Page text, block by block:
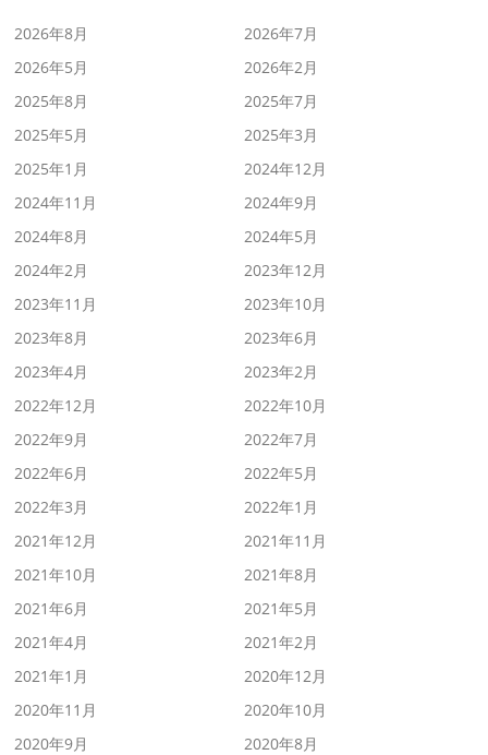
2026年8月
2026年7月
2026年5月
2026年2月
2025年8月
2025年7月
2025年5月
2025年3月
2025年1月
2024年12月
2024年11月
2024年9月
2024年8月
2024年5月
2024年2月
2023年12月
2023年11月
2023年10月
2023年8月
2023年6月
2023年4月
2023年2月
2022年12月
2022年10月
2022年9月
2022年7月
2022年6月
2022年5月
2022年3月
2022年1月
2021年12月
2021年11月
2021年10月
2021年8月
2021年6月
2021年5月
2021年4月
2021年2月
2021年1月
2020年12月
2020年11月
2020年10月
2020年9月
2020年8月